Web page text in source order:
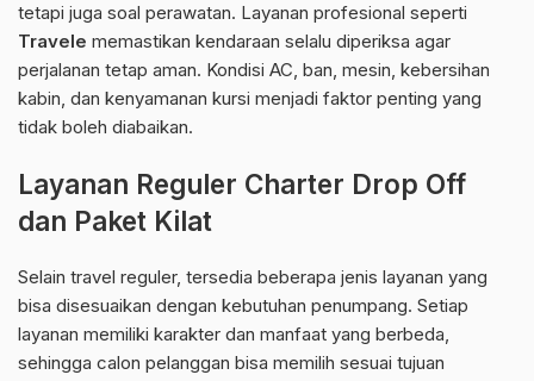
tetapi juga soal perawatan. Layanan profesional seperti
Travele memastikan kendaraan selalu diperiksa agar
perjalanan tetap aman. Kondisi AC, ban, mesin, kebersihan
kabin, dan kenyamanan kursi menjadi faktor penting yang
tidak boleh diabaikan.
Layanan Reguler Charter Drop Off
dan Paket Kilat
Selain travel reguler, tersedia beberapa jenis layanan yang
bisa disesuaikan dengan kebutuhan penumpang. Setiap
layanan memiliki karakter dan manfaat yang berbeda,
sehingga calon pelanggan bisa memilih sesuai tujuan